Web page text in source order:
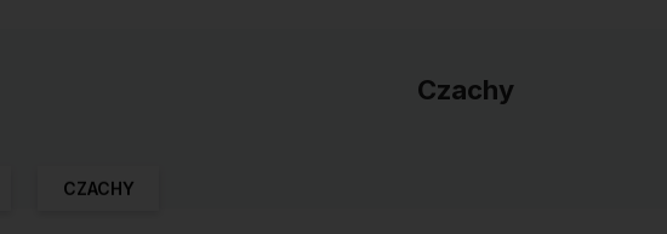
Czachy
CZACHY